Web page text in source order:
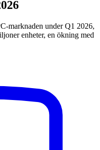
marknaden under Q1 2026,
enheter, en ökning med